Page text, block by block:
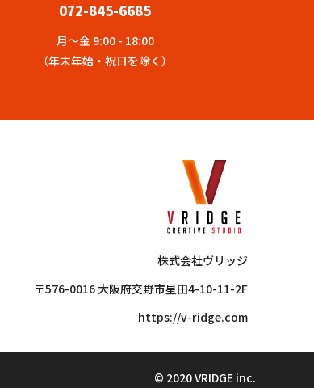
072-845-6685
月〜金 9:00 - 18:00
（年末年始・祝日を除く）
株式会社ヴリッジ
〒576-0016 大阪府交野市星田4-10-11-2F
https://v-ridge.com
© 2020 VRIDGE inc.